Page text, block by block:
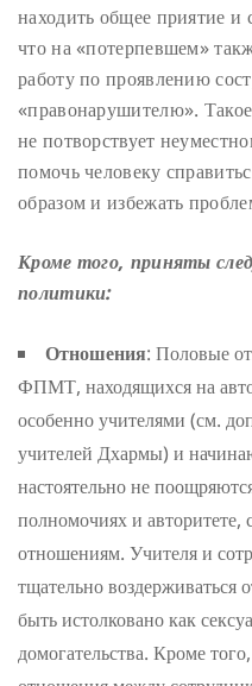
находить общее приятие и
что на «потерпевшем»
работу по проявлению
«правонарушителю».
не потворствует
помочь человеку
образом и избежать
Кроме того, приняты
политики:
Отношения: Половые
ФПМТ, находящихся на
особенно учителями (см.
учителей Дхармы) и
настоятельно не
полномочиях и авторитете,
отношениям. Учителя и
тщательно воздерживаться
быть истолковано как
домогательства. Кроме